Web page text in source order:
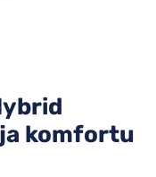
komfortu